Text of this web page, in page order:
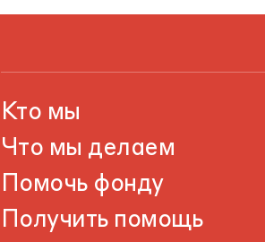
Кто мы
Что мы делаем
Помочь фонду
Получить помощь